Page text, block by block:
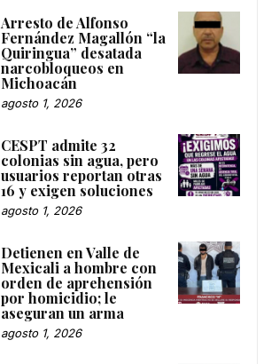
Arresto de Alfonso
Fernández Magallón “la
Quiringua” desatada
narcobloqueos en
Michoacán
agosto 1, 2026
CESPT admite 32
colonias sin agua, pero
usuarios reportan otras
16 y exigen soluciones
agosto 1, 2026
Detienen en Valle de
Mexicali a hombre con
orden de aprehensión
por homicidio; le
aseguran un arma
agosto 1, 2026